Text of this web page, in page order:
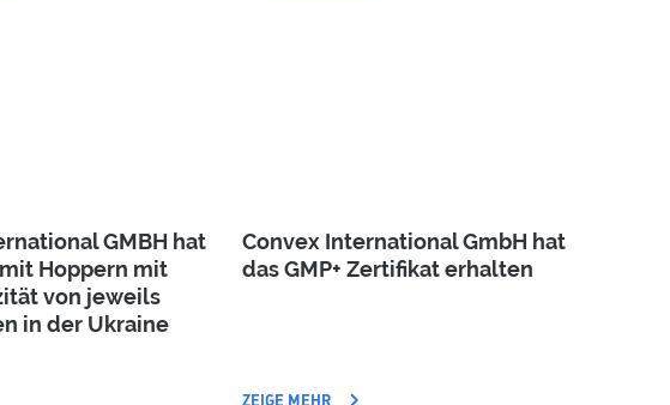
GMBH hat
Hoppern mit
von jeweils
in der Ukraine
Convex International GmbH hat
das GMP+ Zertifikat erhalten
ZEIGE MEHR